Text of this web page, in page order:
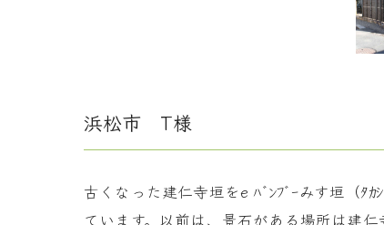
浜松市 T様
古くなった建仁寺垣をe ﾊﾞﾝﾌﾞｰみす垣（ﾀ
ています。以前は、景石がある場所は建